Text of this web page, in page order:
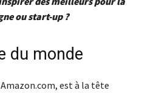
ou start-up ?
du monde
est à la tête